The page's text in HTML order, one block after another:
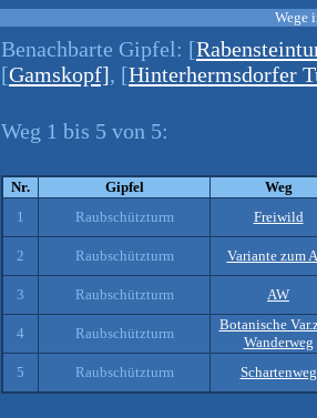
Wege
Benachbarte Gipfel: [
[Gamskopf], [Hinterhermsdorfer
Weg 1 bis 5 von 5:
Nr. Gipfel
Weg
1
Raubschützturm Freiwild
2 Raubschützturm Variante zum
3 Raubschützturm AW
4 Raubschützturm
Botanische
Wanderweg
5
Raubschützturm Schartenweg